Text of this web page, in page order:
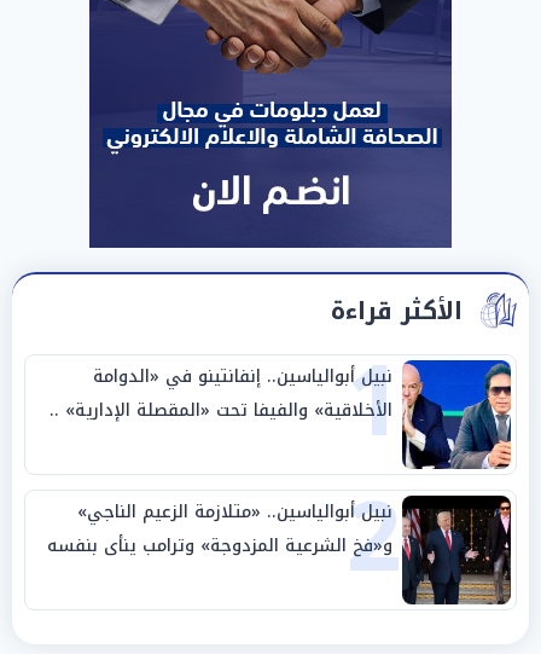
الأكثر قراءة
1
نبيل أبوالياسين.. إنفانتينو في «الدوامة
الأخلاقية» والفيفا تحت «المقصلة الإدارية» ..
«عبادة العرش وجنازة المصداقية»
2
نبيل أبوالياسين.. «متلازمة الزعيم الناجي»
و«فخ الشرعية المزدوجة» وترامب ينأى بنفسه
وحليفه في «ميتم استراتيجي»